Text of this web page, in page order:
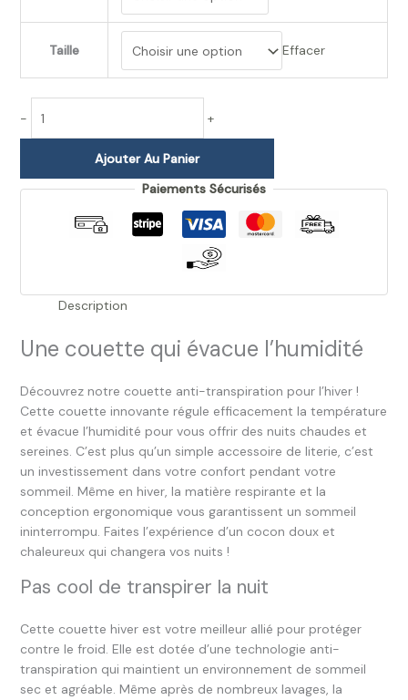
Taille Effacer
- +
Ajouter Au Panier
Paiements Sécurisés
Description
Une couette qui évacue l’humidité
Découvrez notre couette anti-transpiration pour l’hiver !
Cette couette innovante régule efficacement la température
et évacue l’humidité pour vous offrir des nuits chaudes et
sereines. C’est plus qu’un simple accessoire de literie, c’est
un investissement dans votre confort pendant votre
sommeil. Même en hiver, la matière respirante et la
conception ergonomique vous garantissent un sommeil
ininterrompu. Faites l’expérience d’un cocon doux et
chaleureux qui changera vos nuits !
Pas cool de transpirer la nuit
Cette couette hiver est votre meilleur allié pour protéger
contre le froid. Elle est dotée d’une technologie anti-
transpiration qui maintient un environnement de sommeil
sec et agréable. Même après de nombreux lavages, la